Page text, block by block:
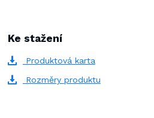
Ke stažení
Produktová karta
Rozměry produktu